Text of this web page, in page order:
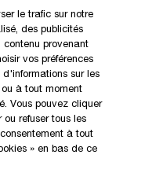
OFFRES EXCLUSIVES
via le lien dans
Nous utiliserons vos
personnalisées et
consulter notrePolitique
le trafic sur notre
des publicités
contenu provenant
vos préférences
sur les
à tout moment
Vous pouvez cliquer
ou refuser tous les
à tout
» en bas de ce